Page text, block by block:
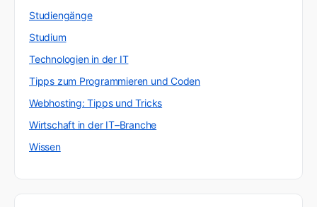
Studiengänge
Studium
Technologien in der IT
Tipps zum Programmieren und Coden
Webhosting: Tipps und Tricks
Wirtschaft in der IT–Branche
Wissen